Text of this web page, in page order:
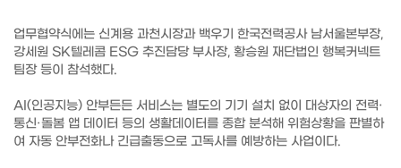
업무협약식에는 신계용 과천시장과 백우기 한국전력공사 남서울본부장,
강세원 SK텔레콤 ESG 추진담당 부사장, 황승원 재단법인 행복커넥트
팀장 등이 참석했다.
AI(인공지능) 안부든든 서비스는 별도의 기기 설치 없이 대상자의 전력·
통신·돌봄 앱 데이터 등의 생활데이터를 종합 분석해 위험상황을 판별하
여 자동 안부전화나 긴급출동으로 고독사를 예방하는 사업이다.